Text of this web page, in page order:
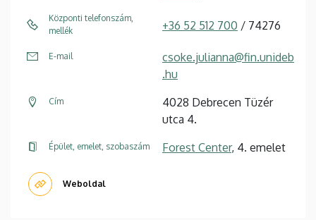
Központi telefonszám,
mellék
+36 52 512 700 / 74276
E-mail
csoke.julianna@fin.unideb
.hu
Cím
4028 Debrecen Tüzér
utca 4.
Épület, emelet, szobaszám Forest Center, 4. emelet
Weboldal